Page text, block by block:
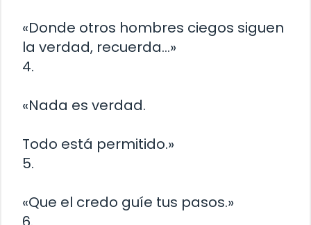
«Donde otros hombres ciegos siguen
la verdad, recuerda…»
4.
«Nada es verdad.
Todo está permitido.»
5.
«Que el credo guíe tus pasos.»